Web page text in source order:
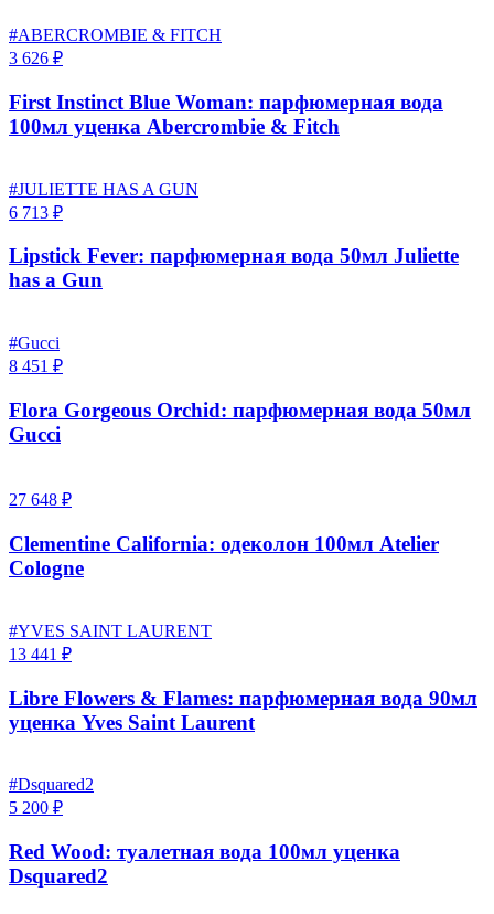
#ABERCROMBIE & FITCH
3 626 ₽
First Instinct Blue Woman: парфюмерная вода
100мл уценка Abercrombie & Fitch
#JULIETTE HAS A GUN
6 713 ₽
Lipstick Fever: парфюмерная вода 50мл Juliette
has a Gun
#Gucci
8 451 ₽
Flora Gorgeous Orchid: парфюмерная вода 50мл
Gucci
27 648 ₽
Clementine California: одеколон 100мл Atelier
Cologne
#YVES SAINT LAURENT
13 441 ₽
Libre Flowers & Flames: парфюмерная вода 90мл
уценка Yves Saint Laurent
#Dsquared2
5 200 ₽
Red Wood: туалетная вода 100мл уценка
Dsquared2